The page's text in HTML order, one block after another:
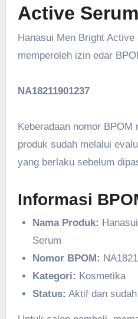
Active Serum
Hanasui Men Bright Active
memperoleh izin edar
NA18211901237
Keberadaan nomor BPOM
produk sudah melalui
yang berlaku sebelum
Informasi
Nama Produk:
Serum
Nomor BPOM:
Kategori: Kosmetika
Status: Aktif dan